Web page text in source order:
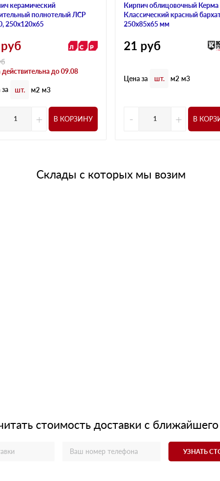
керамический
полнотелый ЛСР
250х120х65
до 09.08
шт. м2 м3
+ В КОРЗИНУ
Кирпич облицовочный Керма
Классический красный
250х85х65 мм
21 руб
Цена за шт. м2 м3
- + В
Склады с которых мы возим
стоимость доставки с ближайшего
УЗНАТЬ